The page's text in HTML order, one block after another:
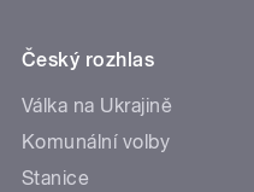
Český rozhlas
Válka na Ukrajině
Komunální volby
Stanice